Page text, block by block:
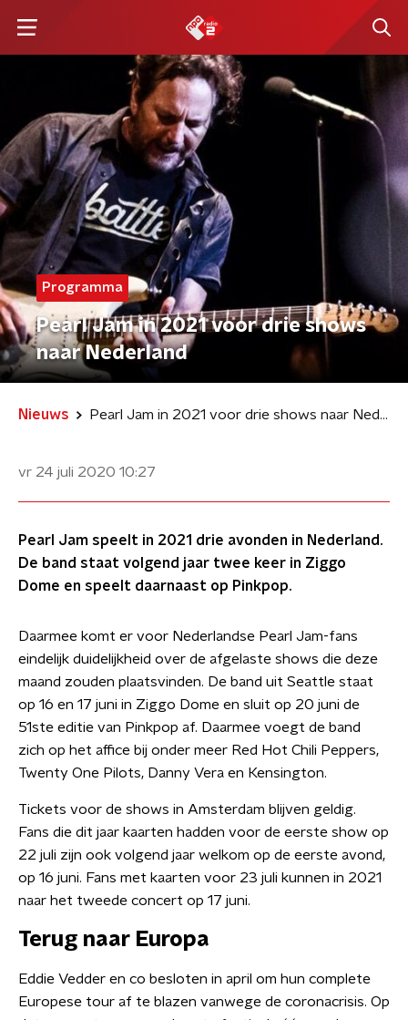
Programma
Pearl Jam in 2021 voor drie shows
naar Nederland
Nieuws Pearl Jam in 2021 voor drie shows naar Nederland
vr 24 juli 2020 10:27
Pearl Jam speelt in 2021 drie avonden in Nederland.
De band staat volgend jaar twee keer in Ziggo
Dome en speelt daarnaast op Pinkpop.
Daarmee komt er voor Nederlandse Pearl Jam-fans
eindelijk duidelijkheid over de afgelaste shows die deze
maand zouden plaatsvinden. De band uit Seattle staat
op 16 en 17 juni in Ziggo Dome en sluit op 20 juni de
51ste editie van Pinkpop af. Daarmee voegt de band
zich op het affice bij onder meer Red Hot Chili Peppers,
Twenty One Pilots, Danny Vera en Kensington.
Tickets voor de shows in Amsterdam blijven geldig.
Fans die dit jaar kaarten hadden voor de eerste show op
22 juli zijn ook volgend jaar welkom op de eerste avond,
op 16 juni. Fans met kaarten voor 23 juli kunnen in 2021
naar het tweede concert op 17 juni.
Terug naar Europa
Eddie Vedder en co besloten in april om hun complete
Europese tour af te blazen vanwege de coronacrisis. Op